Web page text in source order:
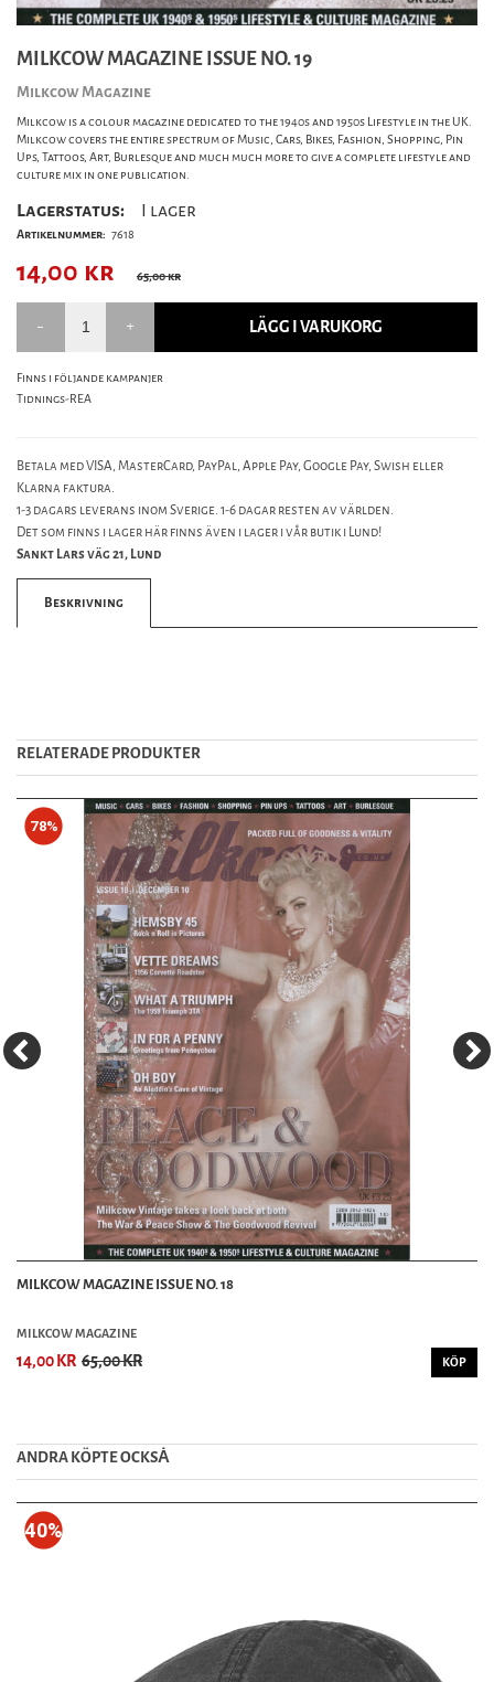
MILKCOW MAGAZINE ISSUE NO. 19
Milkcow Magazine
Milkcow is a colour magazine dedicated to the 1940s and 1950s Lifestyle in the UK.
Milkcow covers the entire spectrum of Music, Cars, Bikes, Fashion, Shopping, Pin
Ups, Tattoos, Art, Burlesque and much much more to give a complete lifestyle and
culture mix in one publication.
Lagerstatus: I lager
Artikelnummer: 7618
14,00 kr 65,00 kr
LÄGG I VARUKORG
Finns i följande kampanjer
Tidnings-REA
Betala med VISA, MasterCard, PayPal, Apple Pay, Google Pay, Swish eller
Klarna faktura.
1-3 dagars leverans inom Sverige. 1-6 dagar resten av världen.
Det som finns i lager här finns även i lager i vår butik i Lund!
Sankt Lars väg 21, Lund
Beskrivning
RELATERADE PRODUKTER
78%
MILKCOW MAGAZINE ISSUE NO. 18
MILKCOW MAGAZINE
14,00 KR 65,00 KR KÖP
ANDRA KÖPTE OCKSȦ
40%